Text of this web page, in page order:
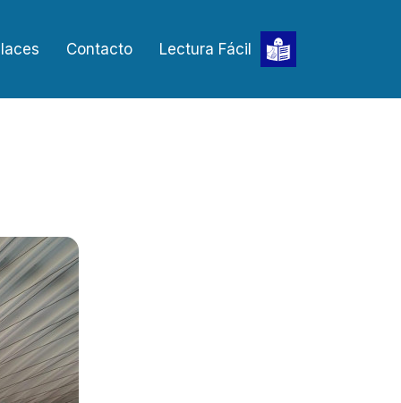
Contacto Lectura Fácil